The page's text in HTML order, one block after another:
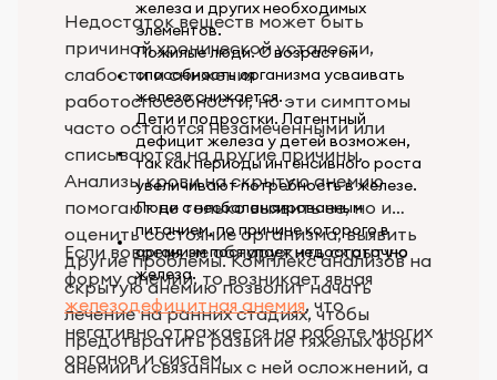
железа и других необходимых
элементов.
Пожилые люди. С возрастом
способность организма усваивать
железо снижается.
Дети и подростки. Латентный
дефицит железа у детей возможен,
так как периоды интенсивного роста
увеличивают потребность в железе.
Люди с несбалансированным
питанием, по причине которого в
организм поступает недостаточно
железа.
Недостаток веществ может быть
причиной хронической усталости,
слабости и снижения
работоспособности, но эти симптомы
часто остаются незамеченными или
списываются на другие причины.
Анализы крови на скрытую анемию
помогают не только выявить ее, но и
оценить состояние организма, выявить
другие проблемы. Комплекс анализов на
скрытую анемию позволит начать
лечение на ранних стадиях, чтобы
предотвратить развитие тяжелых форм
анемии и связанных с ней осложнений, а
Если вовремя не обнаружить скрытую
форму анемии, то возникает явная
железодефицитная анемия, что
негативно отражается на работе многих
органов и систем.